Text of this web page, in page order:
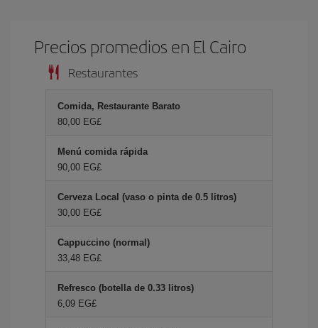
Precios promedios en El Cairo
Restaurantes
Comida, Restaurante Barato
80,00 EG£
Menú comida rápida
90,00 EG£
Cerveza Local (vaso o pinta de 0.5 litros)
30,00 EG£
Cappuccino (normal)
33,48 EG£
Refresco (botella de 0.33 litros)
6,09 EG£